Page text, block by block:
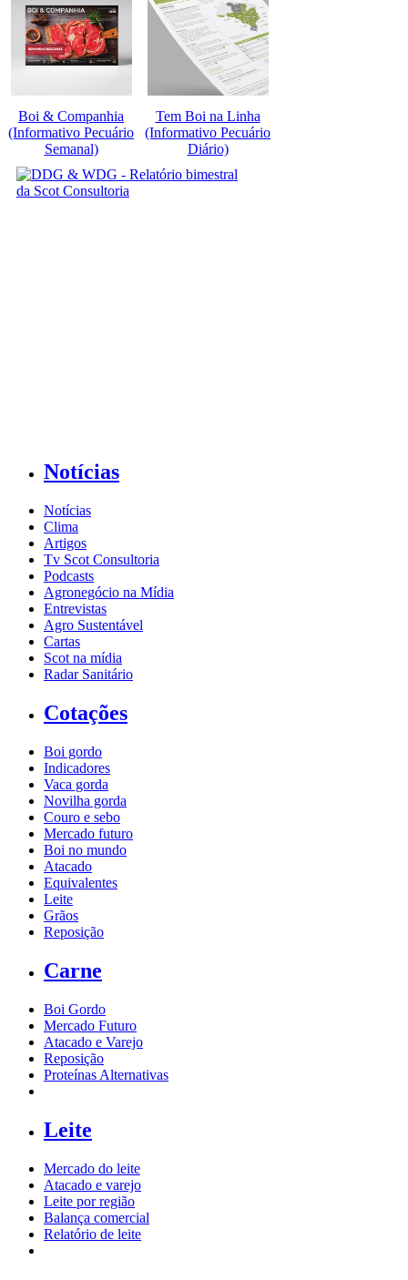
Boi & Companhia
(Informativo Pecuário
Semanal)
Tem Boi na Linha
(Informativo Pecuário
Diário)
Notícias
Notícias
Clima
Artigos
Tv Scot Consultoria
Podcasts
Agronegócio na Mídia
Entrevistas
Agro Sustentável
Cartas
Scot na mídia
Radar Sanitário
Cotações
Boi gordo
Indicadores
Vaca gorda
Novilha gorda
Couro e sebo
Mercado futuro
Boi no mundo
Atacado
Equivalentes
Leite
Grãos
Reposição
Carne
Boi Gordo
Mercado Futuro
Atacado e Varejo
Reposição
Proteínas Alternativas
Leite
Mercado do leite
Atacado e varejo
Leite por região
Balança comercial
Relatório de leite